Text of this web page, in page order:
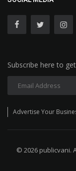
Subscribe here to
Advertise Your
© 2026 publicvani.